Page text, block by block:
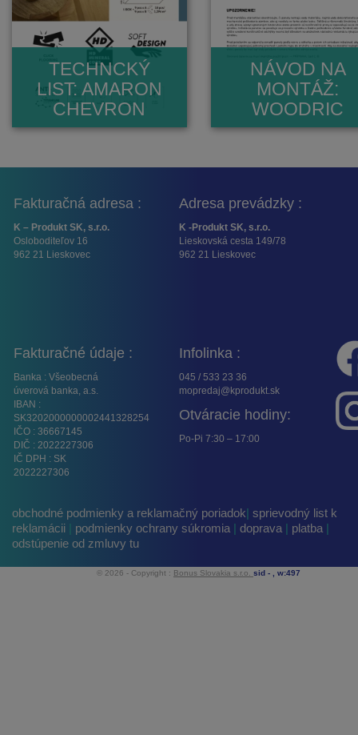
TECHNCKÝ
LIST: AMARON
CHEVRON
NÁVOD NA
MONTÁŽ:
WOODRIC
Fakturačná adresa :
K – Produkt SK, s.r.o.
Osloboditeľov 16
962 21 Lieskovec
Adresa prevádzky :
K -Produkt SK, s.r.o.
Lieskovská cesta 149/78
962 21 Lieskovec
Fakturačné údaje :
Banka : Všeobecná
úverová banka, a.s.
IBAN :
SK3202000000002441328254
IČO : 36667145
DIČ : 2022227306
IČ DPH : SK
2022227306
Infolinka :
045 / 533 23 36
mopredaj@kprodukt.sk
Otváracie hodiny:
Po-Pi 7:30 – 17:00
obchodné podmienky a reklamačný poriadok| sprievodný list k
reklamácii
podmienky ochrany súkromia | doprava | platba |
odstúpenie od zmluvy tu
© 2026 - Copyright : Bonus Slovakia s.r.o. sid - , w:497